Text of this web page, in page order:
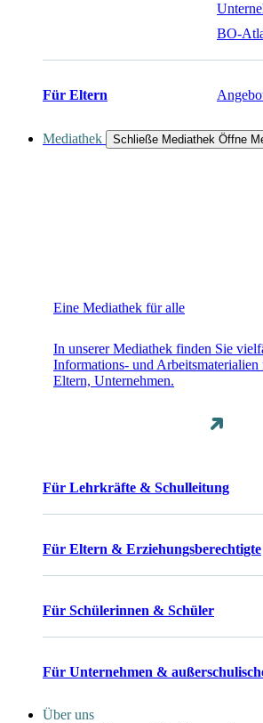
BO-
Für Eltern
Mediathek Schließe Mediathek Öffne
Eine Mediathek für alle
In unserer Mediathek finden Sie
Informations- und Arbeitsmaterialien
Eltern, Unternehmen.
Für Lehrkräfte & Schulleitung
Für Eltern & Erziehungsberechtigte
Für Schülerinnen & Schüler
Für Unternehmen &
Über uns